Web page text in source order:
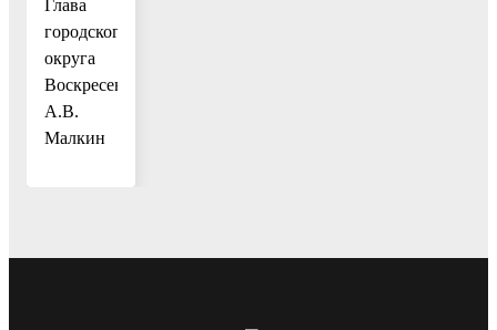
Глава
городского
округа
Воскресенск
А.В.
Малкин